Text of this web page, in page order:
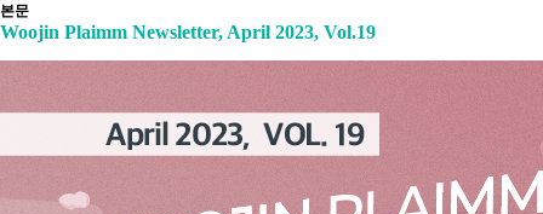
본문
Woojin Plaimm Newsletter, April 2023, Vol.19